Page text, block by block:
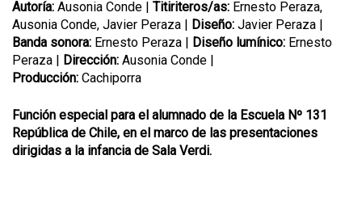
Autoría: Ausonia Conde | Titiriteros/as: Ernesto Peraza,
Ausonia Conde, Javier Peraza | Diseño: Javier Peraza |
Banda sonora: Ernesto Peraza | Diseño lumínico: Ernesto
Peraza | Dirección: Ausonia Conde |
Producción: Cachiporra
Función especial para el alumnado de la Escuela Nº 131
República de Chile, en el marco de las presentaciones
dirigidas a la infancia de Sala Verdi.